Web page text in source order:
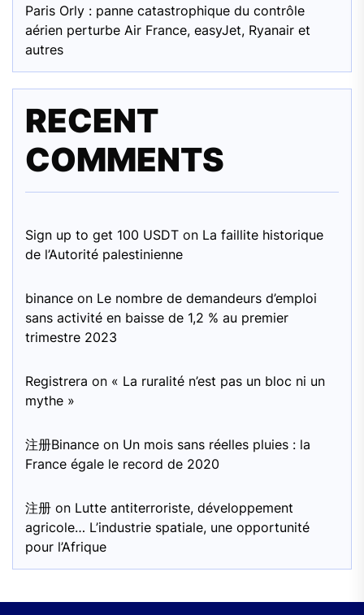
Paris Orly : panne catastrophique du contrôle
aérien perturbe Air France, easyJet, Ryanair et
autres
RECENT
COMMENTS
Sign up to get 100 USDT on La faillite historique
de l’Autorité palestinienne
binance on Le nombre de demandeurs d’emploi
sans activité en baisse de 1,2 % au premier
trimestre 2023
Registrera on « La ruralité n’est pas un bloc ni un
mythe »
注册Binance on Un mois sans réelles pluies : la
France égale le record de 2020
注册 on Lutte antiterroriste, développement
agricole… L’industrie spatiale, une opportunité
pour l’Afrique